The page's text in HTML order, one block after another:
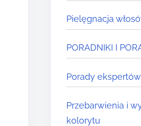
Pielęgnacja
PORADNIKI I
Porady ekspertów
Przebarwienia i
kolorytu